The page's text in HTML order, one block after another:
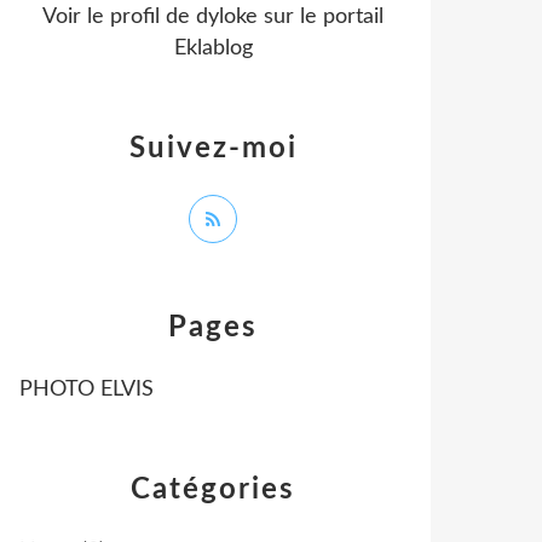
Catégories
Pages
PHOTO ELVIS
Suivez-moi
Voir le profil de dyloke sur le portail
Eklablog